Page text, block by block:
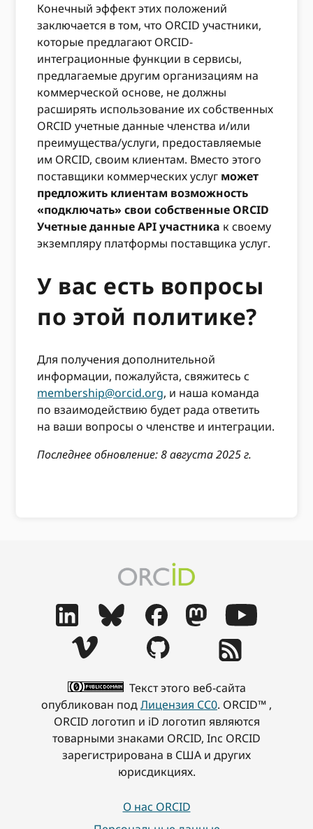
Конечный эффект этих положений
заключается в том, что ORCID участники,
которые предлагают ORCID-
интеграционные функции в сервисы,
предлагаемые другим организациям на
коммерческой основе, не должны
расширять использование их собственных
ORCID учетные данные членства и/или
преимущества/услуги, предоставляемые
им ORCID, своим клиентам. Вместо этого
поставщики коммерческих услуг может
предложить клиентам возможность
«подключать» свои собственные ORCID
Учетные данные API участника к своему
экземпляру платформы поставщика услуг.
У вас есть вопросы
по этой политике?
Для получения дополнительной
информации, пожалуйста, свяжитесь с
membership@orcid.org, и наша команда
по взаимодействию будет рада ответить
на ваши вопросы о членстве и интеграции.
Последнее обновление: 8 августа 2025 г.
Текст этого веб-сайта
опубликован подЛицензия CC0. ORCID™ ,
ORCID логотип и iD логотип являются
товарными знаками ORCID, Inc ORCID
зарегистрирована в США и других
юрисдикциях.
О нас ORCID